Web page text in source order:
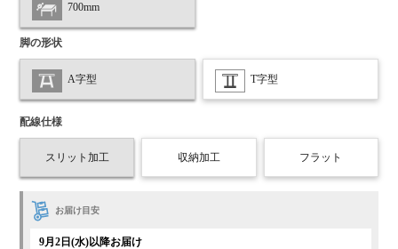
700mm
脚の形状
A字型 T字型
配線仕様
スリット加工 収納加工 フラット
お届け目安
9月2日(水)以降お届け